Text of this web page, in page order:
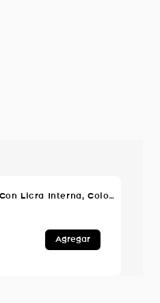
Short Running Con Licra Interna, Color Rojo Para Mujer
Agregar